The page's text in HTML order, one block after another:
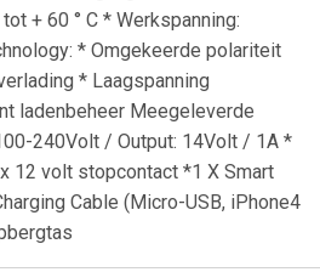
+ 60 ° C * Werkspanning:
* Omgekeerde polariteit
* Laagspanning
ladenbeheer Meegeleverde
240Volt / Output: 14Volt / 1A *
12 volt stopcontact *1 X Smart
Cable (Micro-USB, iPhone4